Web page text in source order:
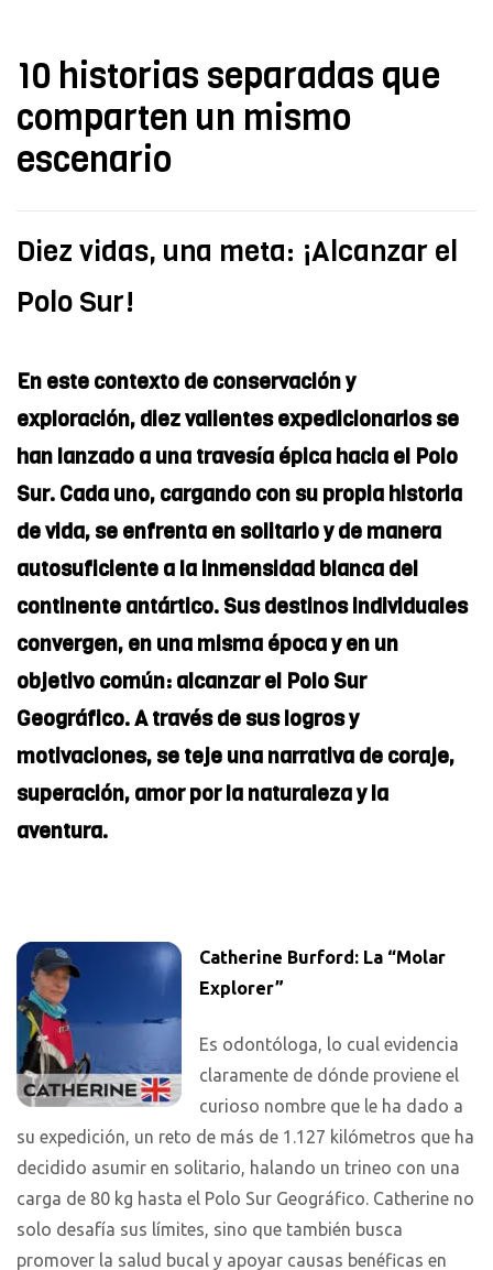
10 historias separadas que
comparten un mismo
escenario
Diez vidas, una meta: ¡Alcanzar el
Polo Sur!
En este contexto de conservación y
exploración, diez valientes expedicionarios se
han lanzado a una travesía épica hacia el Polo
Sur. Cada uno, cargando con su propia historia
de vida, se enfrenta en solitario y de manera
autosuficiente a la inmensidad blanca del
continente antártico. Sus destinos individuales
convergen, en una misma época y en un
objetivo común: alcanzar el Polo Sur
Geográfico. A través de sus logros y
motivaciones, se teje una narrativa de coraje,
superación, amor por la naturaleza y la
aventura.
Catherine Burford: La “Molar
Explorer”
Es odontóloga, lo cual evidencia
claramente de dónde proviene el
curioso nombre que le ha dado a
su expedición, un reto de más de 1.127 kilómetros que ha
decidido asumir en solitario, halando un trineo con una
carga de 80 kg hasta el Polo Sur Geográfico. Catherine no
solo desafía sus límites, sino que también busca
promover la salud bucal y apoyar causas benéficas en